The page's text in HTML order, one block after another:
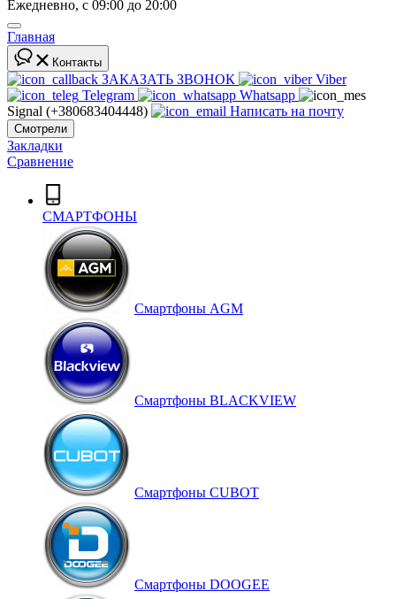
Ежедневно, с 09:00 до 20:00
Главная
Контакты
ЗАКАЗАТЬ ЗВОНОК
Viber
Telegram
Whatsapp
Signal (+380683404448)
Написать на почту
Смотрели
Закладки
Сравнение
СМАРТФОНЫ
Смартфоны AGM
Смартфоны BLACKVIEW
Смартфоны CUBOT
Смартфоны DOOGEE